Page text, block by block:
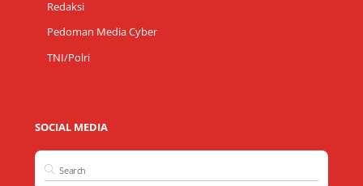
Redaksi
Pedoman Media Cyber
TNI/Polri
SOCIAL MEDIA